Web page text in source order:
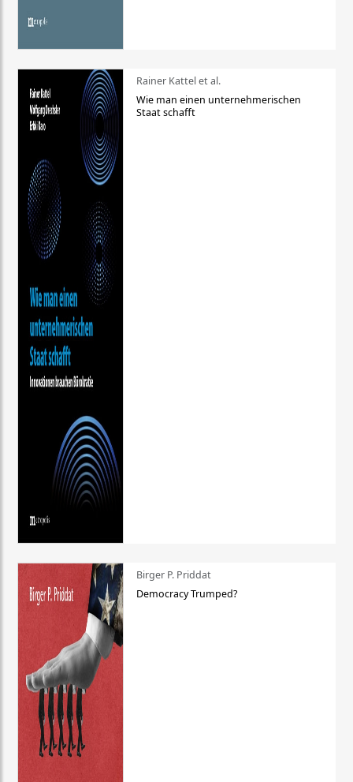
Rainer Kattel et al.
Wie man einen unternehmerischen
Staat schafft
Birger P. Priddat
Democracy Trumped?